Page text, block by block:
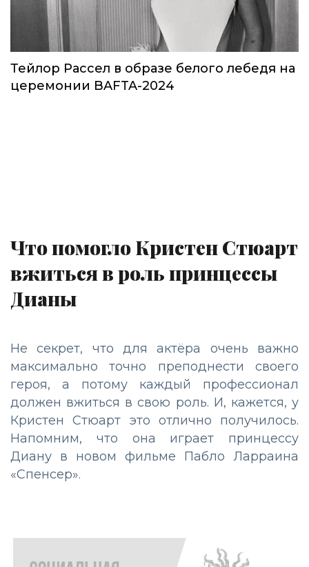
Тейлор Рассел в образе белого лебедя на
церемонии BAFTA-2024
Что помогло Кристен Стюарт
вжиться в роль принцессы
Дианы
Не секрет, что для актёра очень важно
максимально точно преподнести своего
героя, а потому каждый профессионал
должен вжиться в свою роль. И, кажется, у
Кристен Стюарт это отлично получилось.
Напомним, что она играет принцессу
Диану в новом фильме Пабло Ларраина
«Спенсер».